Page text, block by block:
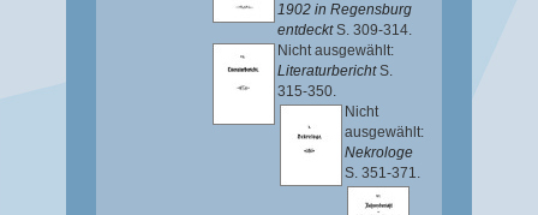
1902 in Regensburg
entdecktS. 309-314.
Nicht ausgewählt:
LiteraturberichtS.
315-350.
Nicht
ausgewählt:
Nekrologe
S. 351-371.